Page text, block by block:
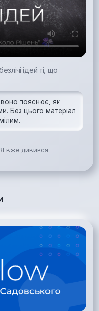
ідей ті, що
пояснює, як
Без цього матеріал
Я вже дивився